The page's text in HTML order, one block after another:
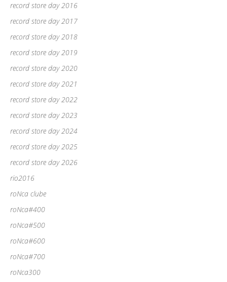
record store day 2016
record store day 2017
record store day 2018
record store day 2019
record store day 2020
record store day 2021
record store day 2022
record store day 2023
record store day 2024
record store day 2025
record store day 2026
rio2016
roNca clube
roNca#400
roNca#500
roNca#600
roNca#700
roNca300